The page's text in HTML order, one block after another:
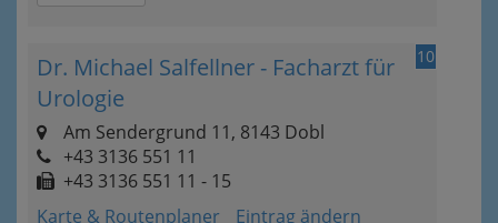
10
Dr. Michael Salfellner - Facharzt für
Urologie
Am Sendergrund 11, 8143 Dobl
+43 3136 551 11
+43 3136 551 11 - 15
Karte & Routenplaner
Eintrag ändern